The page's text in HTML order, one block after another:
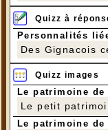
Quizz à
Personnalités
Des Gignacois
Quizz images
Le patrimoine de
Le petit
Le patrimoine de